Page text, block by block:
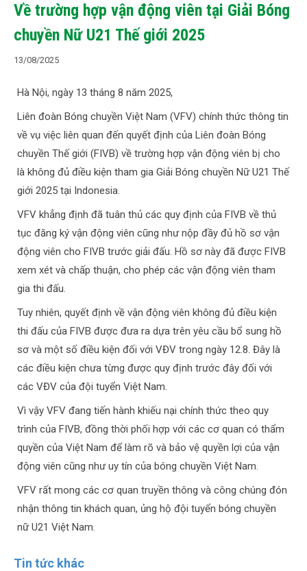
Về trường hợp vận động viên tại Giải Bóng
chuyền Nữ U21 Thế giới 2025
13/08/2025
Hà Nội, ngày 13 tháng 8 năm 2025,
Liên đoàn Bóng chuyền Việt Nam (VFV) chính thức thông tin
về vụ việc liên quan đến quyết định của Liên đoàn Bóng
chuyền Thế giới (FIVB) về trường hợp vận động viên bị cho
là không đủ điều kiện tham gia Giải Bóng chuyền Nữ U21 Thế
giới 2025 tại Indonesia.
VFV khẳng định đã tuân thủ các quy định của FIVB về thủ
tục đăng ký vận động viên cũng như nộp đầy đủ hồ sơ vận
động viên cho FIVB trước giải đấu. Hồ sơ này đã được FIVB
xem xét và chấp thuận, cho phép các vận động viên tham
gia thi đấu.
Tuy nhiên, quyết định về vận động viên không đủ điều kiện
thi đấu của FIVB được đưa ra dựa trên yêu cầu bổ sung hồ
sơ và một số điều kiện đối với VĐV trong ngày 12.8. Đây là
các điều kiện chưa từng được quy định trước đây đối với
các VĐV của đội tuyển Việt Nam.
Vì vậy VFV đang tiến hành khiếu nại chính thức theo quy
trình của FIVB, đồng thời phối hợp với các cơ quan có thẩm
quyền của Việt Nam để làm rõ và bảo vệ quyền lợi của vận
động viên cũng như uy tín của bóng chuyền Việt Nam.
VFV rất mong các cơ quan truyền thông và công chúng đón
nhận thông tin khách quan, ủng hộ đội tuyển bóng chuyền
nữ U21 Việt Nam.
Tin tức khác